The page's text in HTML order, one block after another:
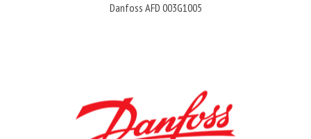
Danfoss AFD 003G1005